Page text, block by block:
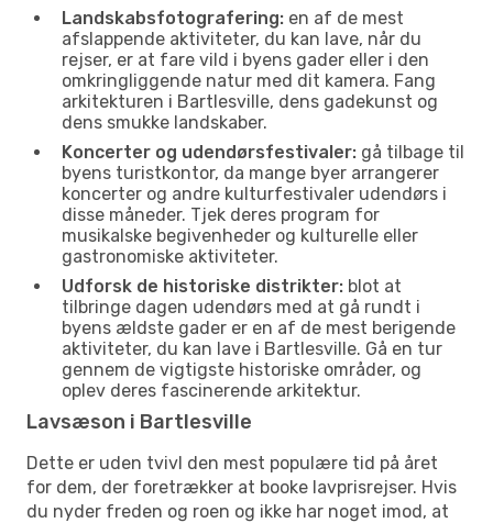
Landskabsfotografering: en af de mest
afslappende aktiviteter, du kan lave, når du
rejser, er at fare vild i byens gader eller i den
omkringliggende natur med dit kamera. Fang
arkitekturen i Bartlesville, dens gadekunst og
dens smukke landskaber.
Koncerter og udendørsfestivaler: gå tilbage til
byens turistkontor, da mange byer arrangerer
koncerter og andre kulturfestivaler udendørs i
disse måneder. Tjek deres program for
musikalske begivenheder og kulturelle eller
gastronomiske aktiviteter.
Udforsk de historiske distrikter: blot at
tilbringe dagen udendørs med at gå rundt i
byens ældste gader er en af de mest berigende
aktiviteter, du kan lave i Bartlesville. Gå en tur
gennem de vigtigste historiske områder, og
oplev deres fascinerende arkitektur.
Lavsæson i Bartlesville
Dette er uden tvivl den mest populære tid på året
for dem, der foretrækker at booke lavprisrejser. Hvis
du nyder freden og roen og ikke har noget imod, at